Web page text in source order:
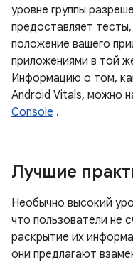
уровне группы
предоставляет
положение вашего
приложениями в той
Информацию о том,
Android Vitals, можно
Console .
Лучшие
Необычно высокий
что пользователи не
раскрытие их
они предлагают